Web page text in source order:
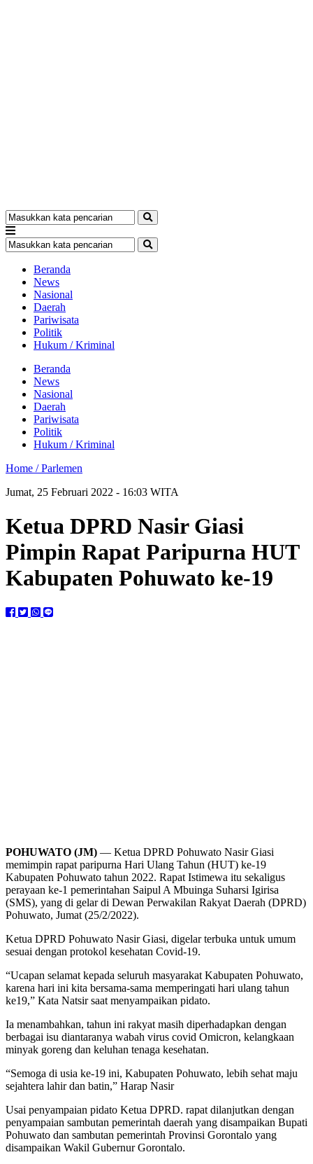
Beranda
News
Nasional
Daerah
Pariwisata
Politik
Hukum / Kriminal
Beranda
News
Nasional
Daerah
Pariwisata
Politik
Hukum / Kriminal
Home /Parlemen
Jumat, 25 Februari 2022 - 16:03 WITA
Ketua DPRD Nasir Giasi
Pimpin Rapat Paripurna HUT
Kabupaten Pohuwato ke-19
POHUWATO (JM) — Ketua DPRD Pohuwato Nasir Giasi
memimpin rapat paripurna Hari Ulang Tahun (HUT) ke-19
Kabupaten Pohuwato tahun 2022. Rapat Istimewa itu sekaligus
perayaan ke-1 pemerintahan Saipul A Mbuinga Suharsi Igirisa
(SMS), yang di gelar di Dewan Perwakilan Rakyat Daerah (DPRD)
Pohuwato, Jumat (25/2/2022).
Ketua DPRD Pohuwato Nasir Giasi, digelar terbuka untuk umum
sesuai dengan protokol kesehatan Covid-19.
“Ucapan selamat kepada seluruh masyarakat Kabupaten Pohuwato,
karena hari ini kita bersama-sama memperingati hari ulang tahun
ke19,” Kata Natsir saat menyampaikan pidato.
Ia menambahkan, tahun ini rakyat masih diperhadapkan dengan
berbagai isu diantaranya wabah virus covid Omicron, kelangkaan
minyak goreng dan keluhan tenaga kesehatan.
“Semoga di usia ke-19 ini, Kabupaten Pohuwato, lebih sehat maju
sejahtera lahir dan batin,” Harap Nasir
Usai penyampaian pidato Ketua DPRD. rapat dilanjutkan dengan
penyampaian sambutan pemerintah daerah yang disampaikan Bupati
Pohuwato dan sambutan pemerintah Provinsi Gorontalo yang
disampaikan Wakil Gubernur Gorontalo.